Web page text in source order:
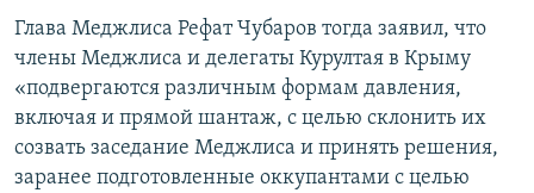
Глава Меджлиса Рефат Чубаров тогда заявил, что
члены Меджлиса и делегаты Курултая в Крыму
«подвергаются различным формам давления,
включая и прямой шантаж, с целью склонить их
созвать заседание Меджлиса и принять решения,
заранее подготовленные оккупантами с целью